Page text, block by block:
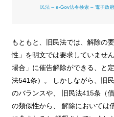
民法 – e-Gov法令検索 – 電子政
もともと、旧民法では、解除の
性」を明文では要求していませ
場合」に催告解除ができる、と
法541条）。 しかしながら、旧
のバランスや、 旧民法415条（
の類似性から、 解除においては